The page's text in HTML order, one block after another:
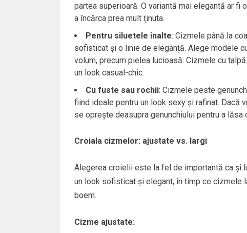
partea superioară. O variantă mai elegantă ar
a încărca prea mult ținuta.
Pentru siluetele înalte: Cizmele până la
sofisticat și o linie de eleganță. Alege modele
volum, precum pielea lucioasă. Cizmele cu
un look casual-chic.
Cu fuste sau rochii: Cizmele peste
fiind ideale pentru un look sexy și rafinat. Dacă
se oprește deasupra genunchiului pentru a
Croiala cizmelor: ajustate vs. largi
Alegerea croielii este la fel de importantă ca și
un look sofisticat și elegant, în timp ce cizmele
boem.
Cizme ajustate: